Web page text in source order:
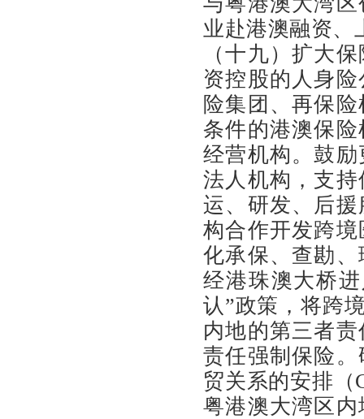
业赴港澳融资、
（十九）扩大
资控股的人身
险集团、再保
条件的港澳保
经营机构。鼓
法人机构，支
运、研发、后
构合作开发跨
化承保、查勘
经港珠澳大桥
认”政策，将跨
内地的第三者
责任强制保险
贸关系的安排（
粤港澳大湾区